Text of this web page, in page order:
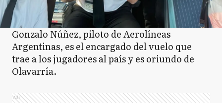
Gonzalo Núñez, piloto de Aerolíneas
Argentinas, es el encargado del vuelo que
trae a los jugadores al país y es oriundo de
Olavarría.
Ads